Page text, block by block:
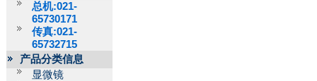
总机:021-
65730171
传真:021-
65732715
产品分类信息
显微镜